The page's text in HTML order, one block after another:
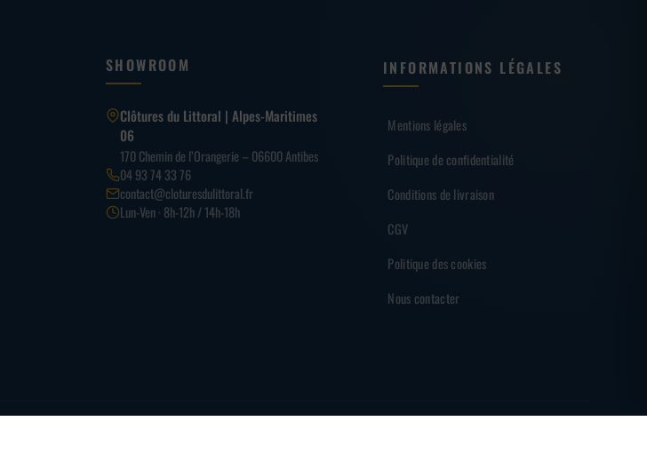
SHOWROOM
Clôtures du Littoral | Alpes-Maritimes
06
170 Chemin de l’Orangerie – 06600 Antibes
04 93 74 33 76
contact@cloturesdulittoral.fr
Lun-Ven · 8h-12h / 14h-18h
INFORMATIONS LÉGALES
Mentions légales
Politique de confidentialité
Conditions de livraison
CGV
Politique des cookies
Nous contacter